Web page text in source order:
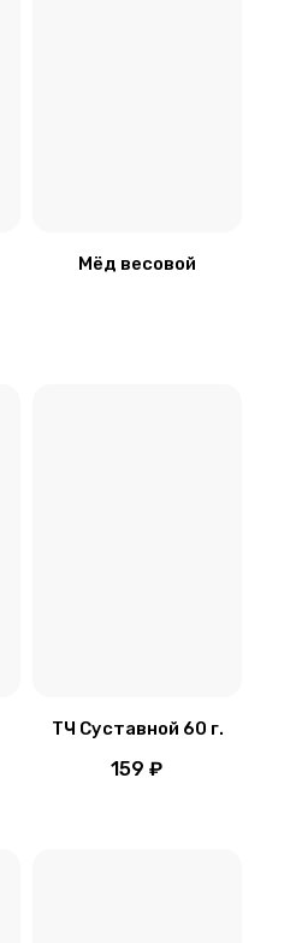
Мёд весовой
159 ₽
ТЧ Суставной 60 г.